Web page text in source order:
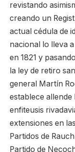
revistando
creando un
actual cédula de
nacional lo lleva
en 1821 y
la ley de retiro
general Martín
establece
enfiteusis
extensiones en
Partidos de
Partido de